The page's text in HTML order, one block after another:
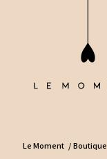
Le Moment / Boutique